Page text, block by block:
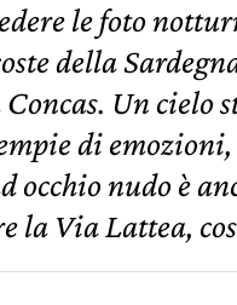
le foto
della
Un cielo
di
occhio nudo è
la Via Lattea,